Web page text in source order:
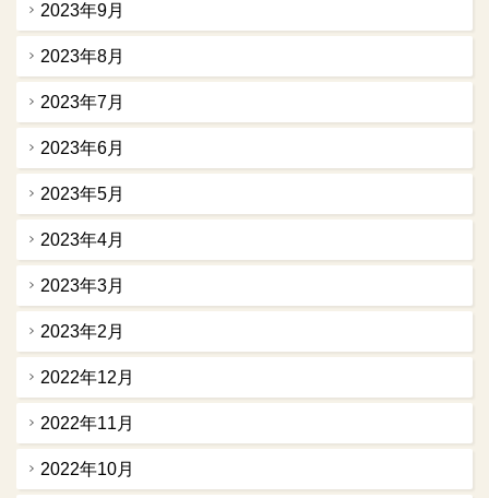
2023年9月
2023年8月
2023年7月
2023年6月
2023年5月
2023年4月
2023年3月
2023年2月
2022年12月
2022年11月
2022年10月